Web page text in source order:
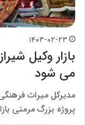
۱۴۰۳-۰۲-۲۳
می شود
مدیرکل میراث
پروژه بزرگ مرمتی